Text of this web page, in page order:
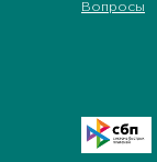
Вопросы